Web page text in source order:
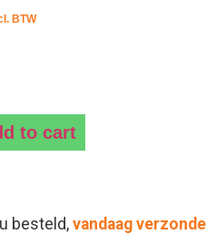
BTW
to cart
besteld,vandaag